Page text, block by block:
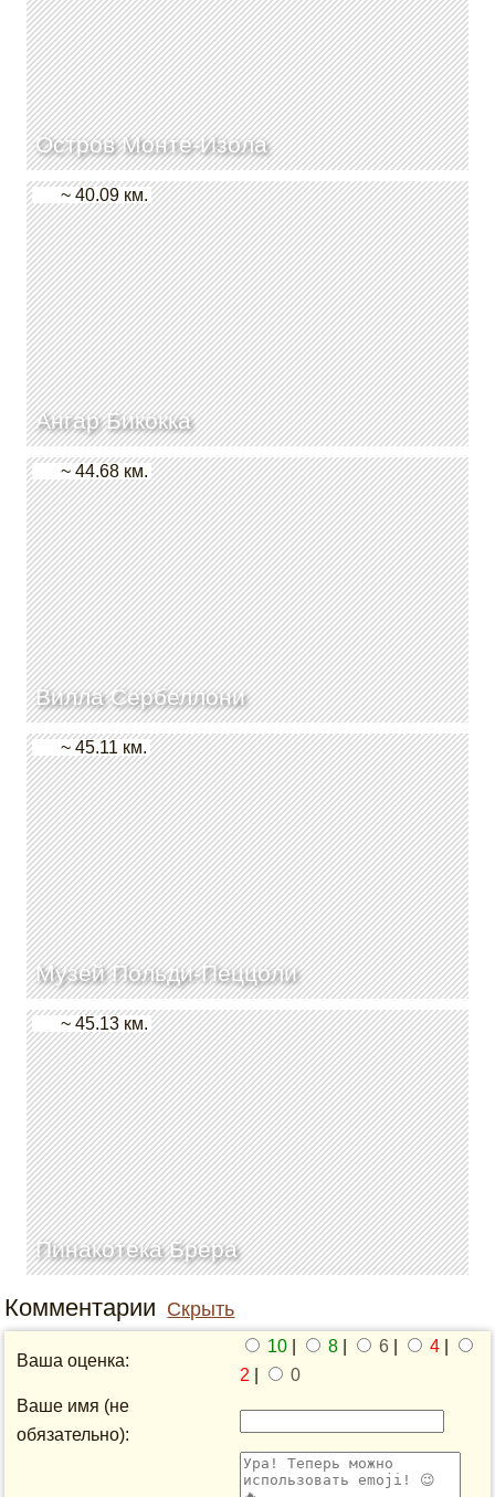
Остров Монте-Изола
Ангар Бикокка
~ 40.09 км.
Вилла Сербеллони
~ 44.68 км.
Музей Польди-Пеццоли
~ 45.11 км.
Пинакотека Брера
~ 45.13 км.
Комментарии Скрыть
Ваша оценка:
10 8 6 4
2
0
Ваше имя (не
обязательно):